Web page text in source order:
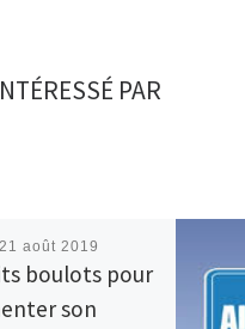
PAR
21 août 2019
boulots pour
son